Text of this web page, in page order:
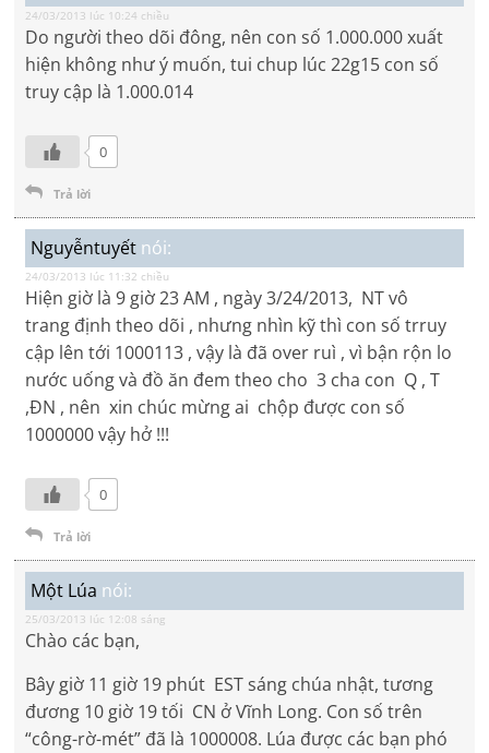
24/03/2013 lúc 10:24 chiều
Do người theo dõi đông, nên con số 1.000.000 xuất
hiện không như ý muốn, tui chup lúc 22g15 con số
truy cập là 1.000.014
0
Trả lời
Nguyễntuyết nói:
24/03/2013 lúc 11:32 chiều
Hiện giờ là 9 giờ 23 AM , ngày 3/24/2013, NT vô
trang định theo dõi , nhưng nhìn kỹ thì con số trruy
cập lên tới 1000113 , vậy là đã over ruì , vì bận rộn lo
nước uống và đồ ăn đem theo cho 3 cha con Q , T
,ĐN , nên xin chúc mừng ai chộp được con số
1000000 vậy hở !!!
0
Trả lời
Một Lúa nói:
25/03/2013 lúc 12:08 sáng
Chào các bạn,
Bây giờ 11 giờ 19 phút EST sáng chúa nhật, tương
đương 10 giờ 19 tối CN ở Vĩnh Long. Con số trên
“công-rờ-mét” đã là 1000008. Lúa được các bạn phó